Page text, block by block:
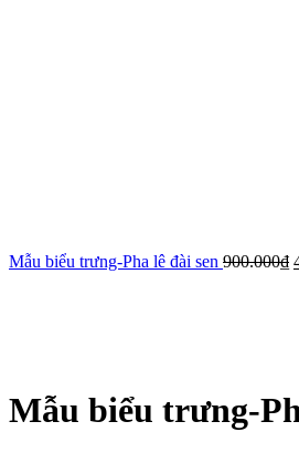
Mẫu biểu trưng-Pha lê đài sen 900.000₫
Mẫu biểu trưng-